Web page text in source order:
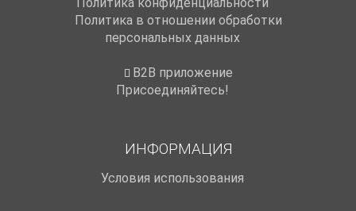
Политика в отношении обработки
персональных данных
B2B приложение
Присоединяйтесь!
ИНФОРМАЦИЯ
Условия использования